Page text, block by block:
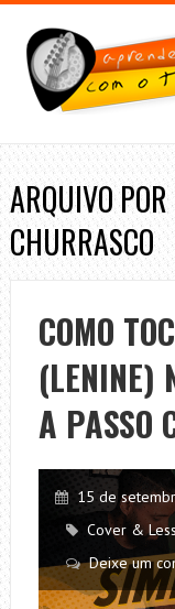
ARQUIVO
CHURRASCO
COMO
(LENINE)
A PASSO
15 de
Cover &
Deixe um